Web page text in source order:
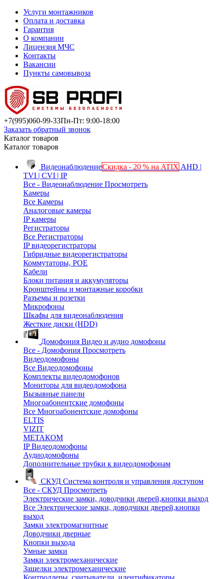
Услуги монтажников
Оплата и доставка
Гарантия
О компании
Лицензия МЧС
Контакты
Вакансии
Пункты самовывоза
+7(995)060-99-33Пн-Пт: 9:00-18:00
Заказать обратный звонок
Каталог товаров
Каталог товаров
ВидеонаблюдениеСкидка - 20 % на ATIX AHD |
TVI | CVI | IP
Все - Видеонаблюдение Просмотреть
Камеры
Все Камеры
Аналоговые камеры
IP камеры
Регистраторы
Все Регистраторы
IP видеорегистраторы
Гибридные видеорегистраторы
Коммутаторы, POE
Кабели
Блоки питания и аккумуляторы
Кронштейны и монтажные коробки
Разъемы и розетки
Микрофоны
Шкафы для видеонаблюдения
Жесткие диски (HDD)
Домофония Видео и аудио домофоны
Все - Домофония Просмотреть
Видеодомофоны
Все Видеодомофоны
Комплекты видеодомофонов
Мониторы для видеодомофона
Вызывные панели
Многоабонентские домофоны
Все Многоабонентские домофоны
ELTIS
VIZIT
МЕТАКОМ
IP Видеодомофоны
Аудиодомофоны
Дополнительные трубки к видеодомофонам
СКУД Система контроля и управления доступом
Все - СКУД Просмотреть
Электрические замки, доводчики дверей,кнопки выход
Все Электрические замки, доводчики дверей,кнопки
выход
Замки электромагнитные
Доводчики дверные
Кнопки выхода
Умные замки
Замки электромеханические
Защелки электромеханические
Контроллеры, считыватели, идентификаторы